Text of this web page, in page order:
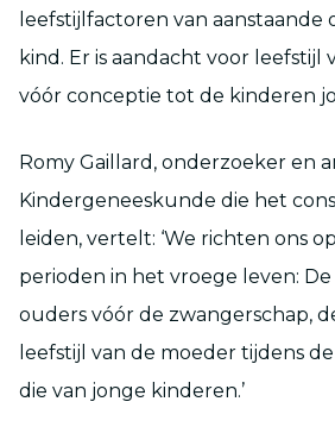
leefstijlfactoren van aanstaande
kind. Er is aandacht voor leefstijl
vóór conceptie tot de kinderen
Romy Gaillard, onderzoeker en
Kindergeneeskunde die het
leiden, vertelt: ‘We richten ons
perioden in het vroege leven:
ouders vóór de zwangerschap,
leefstijl van de moeder tijdens
die van jonge kinderen.’